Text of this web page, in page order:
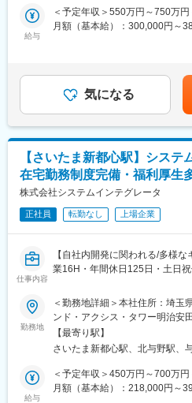
能力の確認、供給条件整備）
・外部環境（地政学・市場変動
・社内関係部門（開発・戦略・
との連携によるサプライチェー
※国内外の出張および将来的な
があります。
■やりがい・魅力
・外作部品を供給いただくお取
立ち上げ）から量産（生販追従
領域を担当し、責任感を持てる
・部品遅延や供給トラブルに
決に携わることが可能です。
変更の範囲：※専門性や適性、
める業務への配置転換を命じる
・次世代リーダー候補としての
・教育・育成を含むマネジメン
け大規模基幹システムの開発を
直請け案件が中心のため、要件
して関われる環境です。東証ス
■具体的には：
・提案・要件定義
・設計・開発
・運用・保守
・制度改正や機能追加に伴う改修
・PM／PLのサポート、または
※ご経験・志向に応じて、マネ
のキャリアを選択可能です。
・自治体向け基幹システム標準
・制度改正対応
・既存機能のバージョンアップ
・新画面・新機能の構築
・基幹システムの全面再構築
・総合行政システム『
給与
＜予定年収＞550万円～750万
月額（基本給）：300,000円～
あり、選考を通じて上下する
手当を含めた表記です。
気になる
【さいたま新都心駅】シス
在宅勤務制度完備・福利厚生
株式会社システムインテグレータ
正社員 転勤なし 上場企業
仕事内容
【自社内開発に関われる/多様
業16H・年間休日125日・土日祝
■ミッション：
中堅・成長企業向けの新しい
トにおける業務をおまかせします
（プロジェクトマネージャー、
ルタント）
まずはSAP S/4HANA Cloudを
か？を確立された学習で、認定
勤務地
＜勤務地詳細＞本社住所：埼玉
ンド・アクシス・タワー明治安
務地最寄駅：JR京浜東北線／さ
内全面禁煙
【最寄り駅】
さいたま新都心駅、北与野駅、
給与
＜予定年収＞450万円～700万
月額（基本給）：218,000円～